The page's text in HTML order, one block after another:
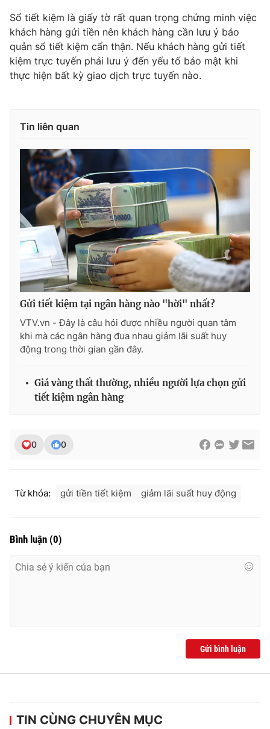
Email:toasoan@vtv.vn
Liên hệ quảng cáo:
024-7300.7108
® Cấm sao chép dưới mọi hình thức nếu không có sự chấp
thuận bằng văn bản. Ghi rõ nguồn VTV.vn khi phát hành lại
thông tin từ website này.
Sổ tiết kiệm là giấy tờ rất quan trọng chứng minh việc
khách hàng gửi tiền nên khách hàng cần lưu ý bảo
quản sổ tiết kiệm cẩn thận. Nếu khách hàng gửi tiết
kiệm trực tuyến phải lưu ý đến yếu tố bảo mật khi
thực hiện bất kỳ giao dịch trực tuyến nào.
Tin liên quan
Gửi tiết kiệm tại ngân hàng nào "hời" nhất?
VTV.vn - Đây là câu hỏi được nhiều người quan tâm
khi mà các ngân hàng đua nhau giảm lãi suất huy
động trong thời gian gần đây.
Giá vàng thất thường, nhiều người lựa chọn gửi
tiết kiệm ngân hàng
0 0
Từ khóa: gửi tiền tiết kiệm giảm lãi suất huy động
Bình luận (0)
Gửi bình luận
TIN CÙNG CHUYÊN MỤC